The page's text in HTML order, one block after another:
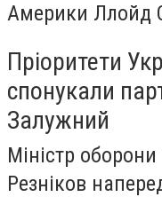
Америки Ллойд
Пріоритети
спонукали
Залужний
Міністр
Резніков